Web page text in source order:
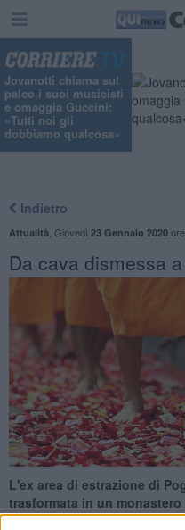
Jovanotti chiama sul
palco i suoi musicisti
e omaggia Guccini:
«Tutti noi gli
dobbiamo qualcosa»
Indietro
Attualità Giovedì 23 Gennaio 2020
Da cava dismessa
L'ex area di estrazione di
trasformata in un
pianificazione